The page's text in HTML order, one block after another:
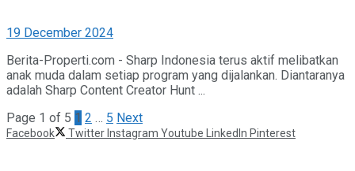
19 December 2024
Berita-Properti.com - Sharp Indonesia terus aktif melibatkan
anak muda dalam setiap program yang dijalankan. Diantaranya
adalah Sharp Content Creator Hunt ...
Page 1 of 5 1 2 … 5 Next
Facebook Twitter Instagram Youtube LinkedIn Pinterest